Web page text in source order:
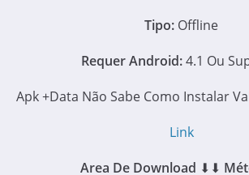
Tipo: Offline
Requer Android:4.1 Ou
Apk +Data Não Sabe Como Instalar
Link
Area De Download ⬇⬇